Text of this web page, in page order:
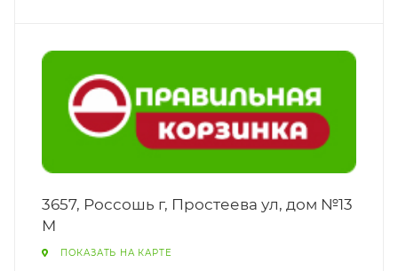
3657, Россошь г, Простеева ул, дом №13
М
ПОКАЗАТЬ НА КАРТЕ